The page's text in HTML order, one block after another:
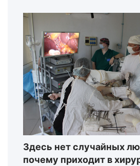
Здесь нет случайных
почему приходит в